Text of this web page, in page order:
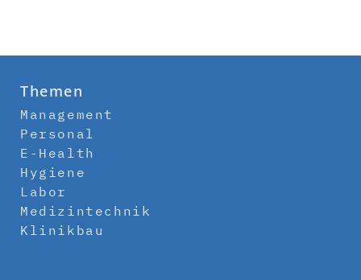
Themen
Management
Personal
E-Health
Hygiene
Labor
Medizintechnik
Klinikbau